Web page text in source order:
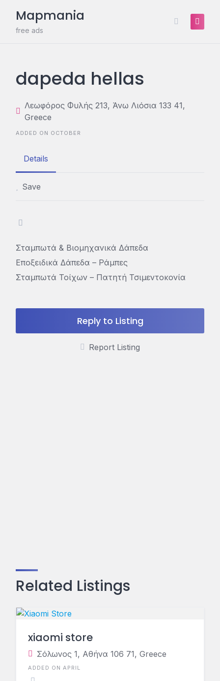
content
Mapmania
free ads
dapeda hellas
Λεωφόρος Φυλής 213, Άνω Λιόσια 133 41,
Greece
ADDED ON OCTOBER
Details
Save
Σταμπωτά & Βιομηχανικά Δάπεδα
Εποξειδικά Δάπεδα – Ράμπες
Σταμπωτά Τοίχων – Πατητή Τσιμεντοκονία
Reply to Listing
Report Listing
Related Listings
xiaomi store
Σόλωνος 1, Αθήνα 106 71, Greece
ADDED ON APRIL